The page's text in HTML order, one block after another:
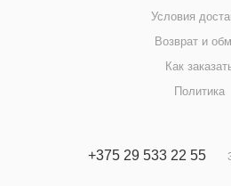
Условия
Возврат и
Как
Политика
+375 29 533 22 55